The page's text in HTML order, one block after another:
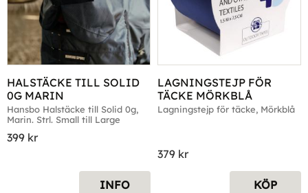
HALSTÄCKE TILL SOLID
0G MARIN
Hansbo Halstäcke till Solid 0g,
Marin. Strl. Small till Large
399 kr
INFO
LAGNINGSTEJP FÖR
TÄCKE MÖRKBLÅ
Lagningstejp för täcke, Mörkblå
379 kr
KÖP